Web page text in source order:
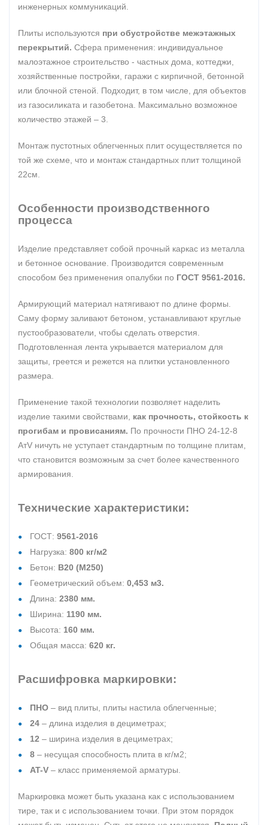
инженерных коммуникаций.
Плиты используются при обустройстве межэтажных
перекрытий. Сфера применения: индивидуальное
малоэтажное строительство - частных дома, коттеджи,
хозяйственные постройки, гаражи с кирпичной, бетонной
или блочной стеной. Подходит, в том числе, для объектов
из газосиликата и газобетона. Максимально возможное
количество этажей – 3.
Монтаж пустотных облегченных плит осуществляется по
той же схеме, что и монтаж стандартных плит толщиной
22см.
Особенности производственного
процесса
Изделие представляет собой прочный каркас из металла
и бетонное основание. Производится современным
способом без применения опалубки по ГОСТ 9561-2016.
Армирующий материал натягивают по длине формы.
Саму форму заливают бетоном, устанавливают круглые
пустообразователи, чтобы сделать отверстия.
Подготовленная лента укрывается материалом для
защиты, греется и режется на плитки установленного
размера.
Применение такой технологии позволяет наделить
изделие такими свойствами, как прочность, стойкость к
прогибам и провисаниям. По прочности ПНО 24-12-8
АтV ничуть не уступает стандартным по толщине плитам,
что становится возможным за счет более качественного
армирования.
Технические характеристики:
ГОСТ: 9561-2016
Нагрузка: 800 кг/м2
Бетон: В20 (М250)
Геометрический объем: 0,453 м3.
Длина: 2380 мм.
Ширина: 1190 мм.
Высота: 160 мм.
Общая масса: 620 кг.
Расшифровка маркировки:
ПНО – вид плиты, плиты настила облегченные;
24 – длина изделия в дециметрах;
12 – ширина изделия в дециметрах;
8 – несущая способность плита в кг/м2;
AT-V – класс применяемой арматуры.
Маркировка может быть указана как с использованием
тире, так и с использованием точки. При этом порядок